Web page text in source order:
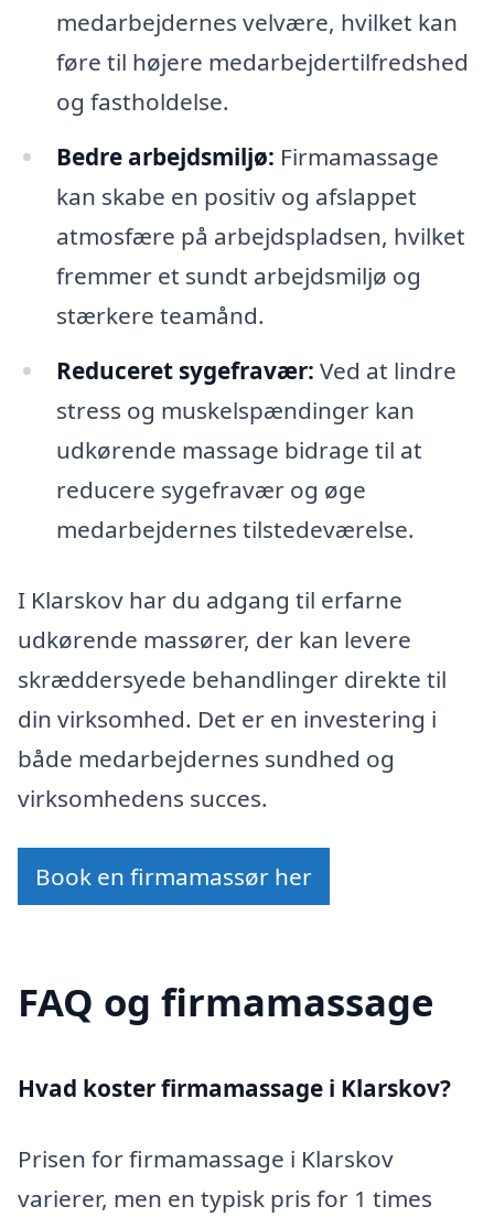
medarbejdernes velvære, hvilket kan
føre til højere medarbejdertilfredshed
og fastholdelse.
Bedre arbejdsmiljø: Firmamassage
kan skabe en positiv og afslappet
atmosfære på arbejdspladsen, hvilket
fremmer et sundt arbejdsmiljø og
stærkere teamånd.
Reduceret sygefravær: Ved at lindre
stress og muskelspændinger kan
udkørende massage bidrage til at
reducere sygefravær og øge
medarbejdernes tilstedeværelse.
I Klarskov har du adgang til erfarne
udkørende massører, der kan levere
skræddersyede behandlinger direkte til
din virksomhed. Det er en investering i
både medarbejdernes sundhed og
virksomhedens succes.
Book en firmamassør her
FAQ og firmamassage
Hvad koster firmamassage i Klarskov?
Prisen for firmamassage i Klarskov
varierer, men en typisk pris for 1 times